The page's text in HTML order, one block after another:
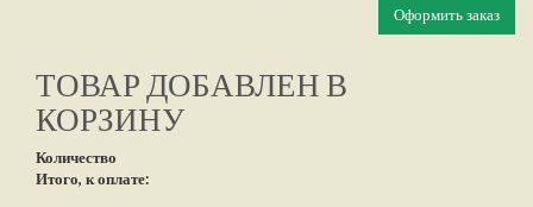
Оформить заказ
ТОВАР ДОБАВЛЕН В
КОРЗИНУ
Количество
Итого, к оплате: